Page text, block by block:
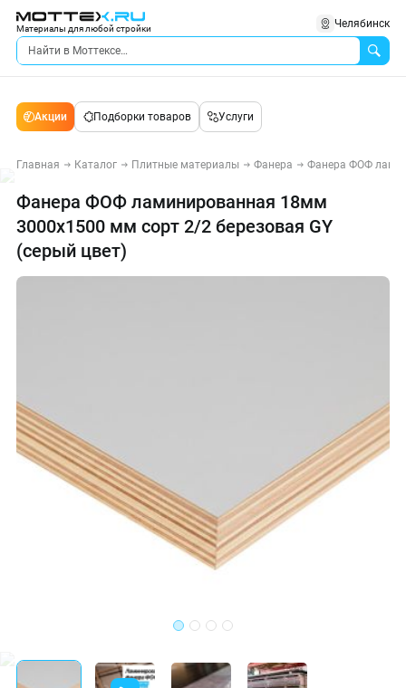
Материалы для любой стройки Челябинск
Акции Подборки товаров Услуги
Главная Каталог Плитные материалы Фанера Фанера ФОФ
Фанера ФОФ ламинированная 18мм
3000х1500 мм сорт 2/2 березовая GY
(серый цвет)